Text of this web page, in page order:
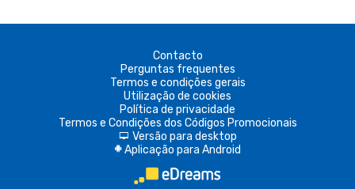
Contacto
Perguntas frequentes
Termos e condições gerais
Utilização de cookies
Política de privacidade
Termos e Condições dos Códigos Promocionais
d Versão para desktop
A Aplicação para Android